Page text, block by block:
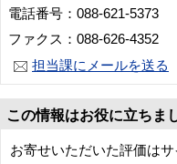
電話番号：088-621-5373
ファクス：088-626-4352
担当課にメールを送る
この情報はお役に立ちま
お寄せいただいた評価は